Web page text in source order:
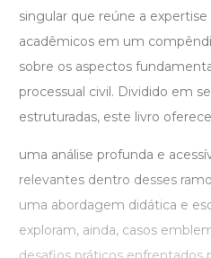
singular que reúne a
acadêmicos em um
sobre os aspectos
processual civil. Dividido em
estruturadas, este livro oferece
uma análise profunda e
relevantes dentro desses
uma abordagem didática e
exploram, ainda, casos